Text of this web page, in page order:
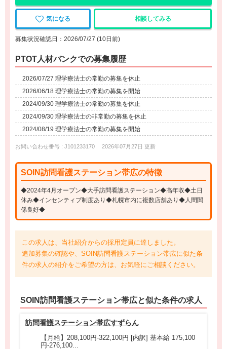
気になる 相談してみる
募集状況確認日：2026/07/27 (10日前)
PTOT人材バンクでの募集履歴
2026/07/27 理学療法士の常勤の募集を休止
2026/06/18 理学療法士の常勤の募集を開始
2024/09/30 理学療法士の常勤の募集を休止
2024/09/30 理学療法士の非常勤の募集を休止
2024/08/19 理学療法士の常勤の募集を開始
お問い合わせ番号 : J101233170 2026年07月27日 更新
SOIN訪問看護ステーション帯広の特徴
◆2024年4月オープン◆大手訪問看護ステーション◆高年収◆土日
休み◆インセンティブ制度あり◆札幌市内に複数店舗あり◆人間関
係良好◆
この求人は、当社紹介からの採用定員に達しました。
追加募集の確認や、SOIN訪問看護ステーション帯広に似た条
件の求人の紹介をご希望の方は、お気軽にご相談ください。
SOIN訪問看護ステーション帯広と似た条件の求人
訪問看護ステーション帯広すずらん
【月給】208,100円-322,100円 [内訳] 基本給 175,100
円-276,100...